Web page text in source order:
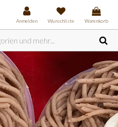
Anmelden Wunschliste Warenkorb